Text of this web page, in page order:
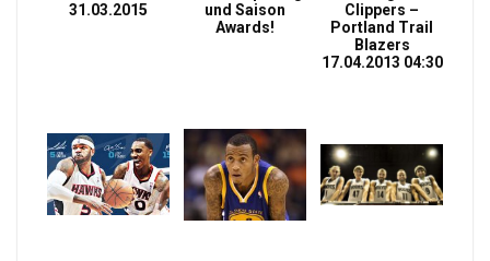
31.03.2015
und Saison
Awards!
Clippers –
Portland Trail
Blazers
17.04.2013 04:30